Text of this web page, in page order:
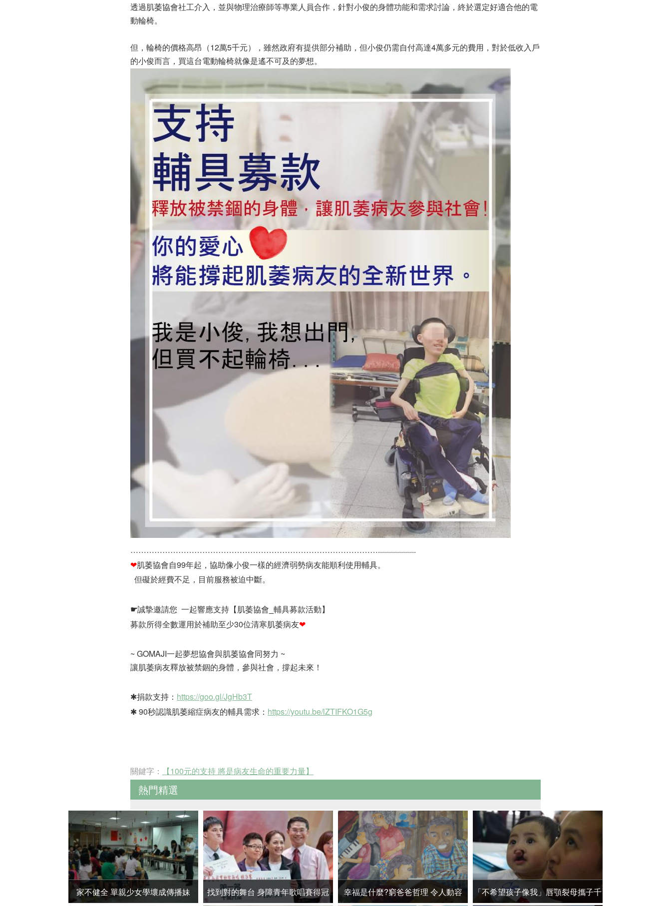
透過肌萎協會社工介入，並與物理治療師等專業人員合作，針對小俊的身體功能和需求討論，終於選定好適合他的電
動輪椅。
但，輪椅的價格高昂（12萬5千元），雖然政府有提供部分補助，但小俊仍需自付高達4萬多元的費用，對於低收入戶
的小俊而言，買這台電動輪椅就像是遙不可及的夢想。
…………………………………………………………………………………...................
❤肌萎協會自99年起，協助像小俊一樣的經濟弱勢病友能順利使用輔具。
但礙於經費不足，目前服務被迫中斷。
☛誠摯邀請您 一起響應支持【肌萎協會_輔具募款活動】
募款所得全數運用於補助至少30位清寒肌萎病友❤
~ GOMAJI一起夢想協會與肌萎協會同努力 ~
讓肌萎病友釋放被禁錮的身體，參與社會，撐起未來！
✱捐款支持： https://goo.gl/JgHb3T
✱ 90秒認識肌萎縮症病友的輔具需求： https://youtu.be/lZTIFKO1G5g
關鍵字： 【100元的支持 將是病友生命的重要力量】
熱門精選
家不健全 單親少女學壞成傳播妹 找到對的舞台 身障青年歌唱賽得冠 幸福是什麼?窮爸爸哲理 令人動容 「不希望孩子像我」唇顎裂母攜子千